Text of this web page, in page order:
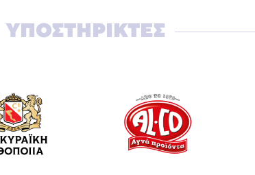
ΥΠΟΣΤΗΡΙΚΤΕΣ